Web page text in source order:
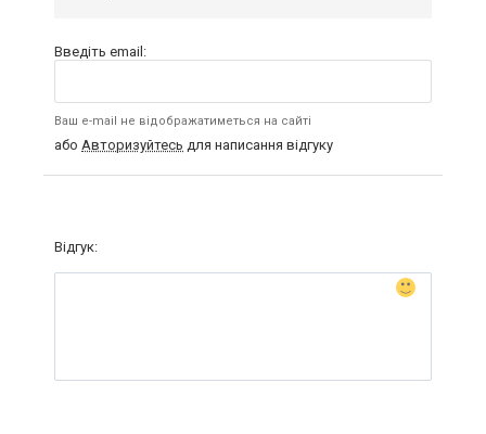
Введіть email:
Ваш e-mail не відображатиметься на сайті
або Авторизуйтесь для написання відгуку
Відгук: